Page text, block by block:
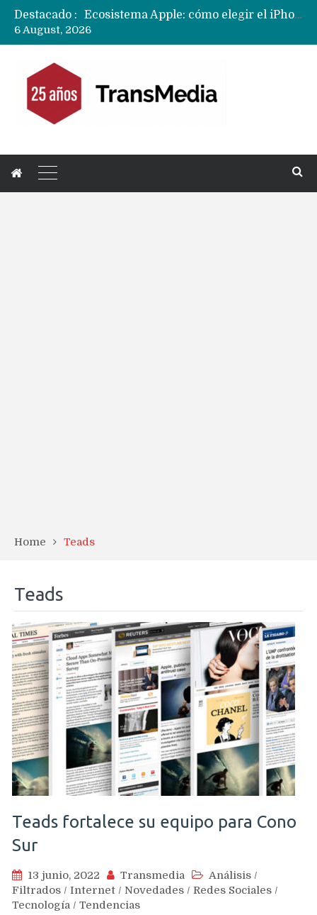
Destacado :
Nuevas filtraciones del Mate 90 Pro Max apuntan a potenciar las cámaras y pantalla OLED doble capa
6 August, 2026
Home Teads
Teads
Teads fortalece su equipo para Cono
Sur
13 junio, 2022 Transmedia Análisis /
Filtrados / Internet / Novedades / Redes Sociales /
Tecnología / Tendencias